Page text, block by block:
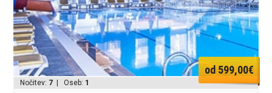
od 599,00€
Nočitev: 7 | Oseb: 1